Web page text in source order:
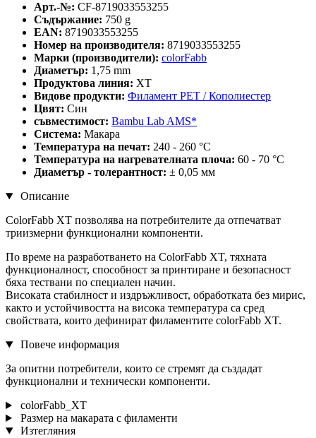
Арт.-№: CF-8719033553255
Съдържание: 750 g
EAN: 8719033553255
Номер на производителя: 8719033553255
Марки (производители): colorFabb
Диаметър: 1,75 mm
Продуктова линия: XT
Видове продукти: Филамент PET / Кополиестер
Цвят: Син
съвместимост: Bambu Lab AMS*
Система: Макара
Температура на печат: 240 - 260 °C
Температура на нагревателната плоча: 60 - 70 °C
Диаметър - толерантност: ± 0,05 мм
Описание
ColorFabb XT позволява на потребителите да отпечатват
триизмерни функционални компоненти.
По време на разработването на ColorFabb XT, тяхната
функционалност, способност за принтиране и безопасност
бяха тествани по специален начин.
Високата стабилност и издръжливост, обработката без мирис,
както и устойчивостта на висока температура са сред
свойствата, които дефинират филаментите colorFabb XT.
Повече информация
За опитни потребители, които се стремят да създадат
функционални и технически компоненти.
colorFabb_XT
Размер на макарата с филаменти
Изтегляния